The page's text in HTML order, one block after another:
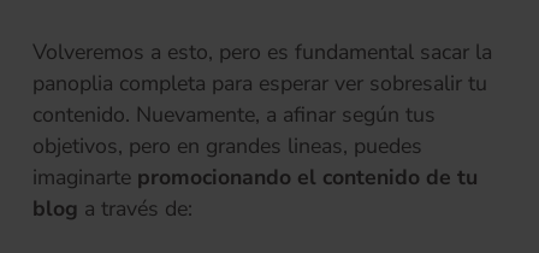
Volveremos a esto, pero es fundamental sacar la
panoplia completa para esperar ver sobresalir tu
contenido. Nuevamente, a afinar según tus
objetivos, pero en grandes lineas, puedes
imaginarte promocionando el contenido de tu
blog a través de: